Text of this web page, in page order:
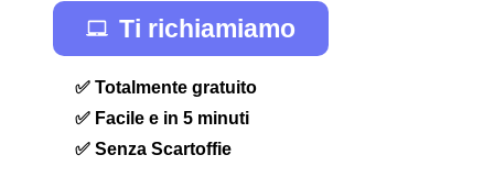
Ti richiamiamo
✅ Totalmente gratuito
✅ Facile e in 5 minuti
✅ Senza Scartoffie